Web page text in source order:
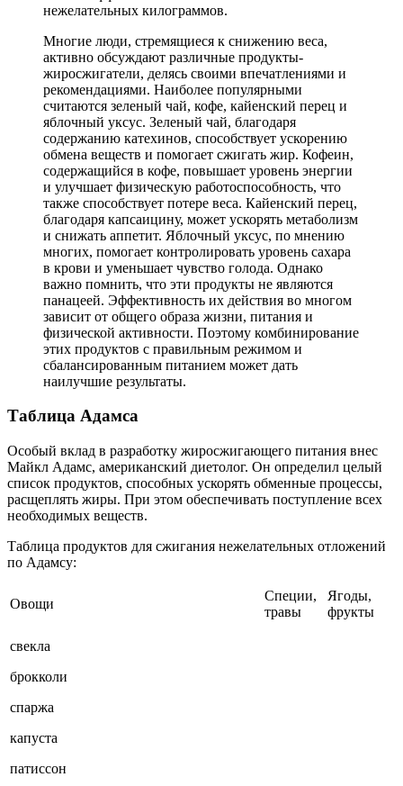
нежелательных килограммов.
Многие люди, стремящиеся к снижению веса,
активно обсуждают различные продукты-
жиросжигатели, делясь своими впечатлениями и
рекомендациями. Наиболее популярными
считаются зеленый чай, кофе, кайенский перец и
яблочный уксус. Зеленый чай, благодаря
содержанию катехинов, способствует ускорению
обмена веществ и помогает сжигать жир. Кофеин,
содержащийся в кофе, повышает уровень энергии
и улучшает физическую работоспособность, что
также способствует потере веса. Кайенский перец,
благодаря капсаицину, может ускорять метаболизм
и снижать аппетит. Яблочный уксус, по мнению
многих, помогает контролировать уровень сахара
в крови и уменьшает чувство голода. Однако
важно помнить, что эти продукты не являются
панацеей. Эффективность их действия во многом
зависит от общего образа жизни, питания и
физической активности. Поэтому комбинирование
этих продуктов с правильным режимом и
сбалансированным питанием может дать
наилучшие результаты.
Таблица Адамса
Особый вклад в разработку жиросжигающего питания внес
Майкл Адамс, американский диетолог. Он определил целый
список продуктов, способных ускорять обменные процессы,
расщеплять жиры. При этом обеспечивать поступление всех
необходимых веществ.
Таблица продуктов для сжигания нежелательных отложений
по Адамсу:
Овощи
Специи,
травы
Ягоды,
фрукты
свекла
брокколи
спаржа
капуста
патиссон